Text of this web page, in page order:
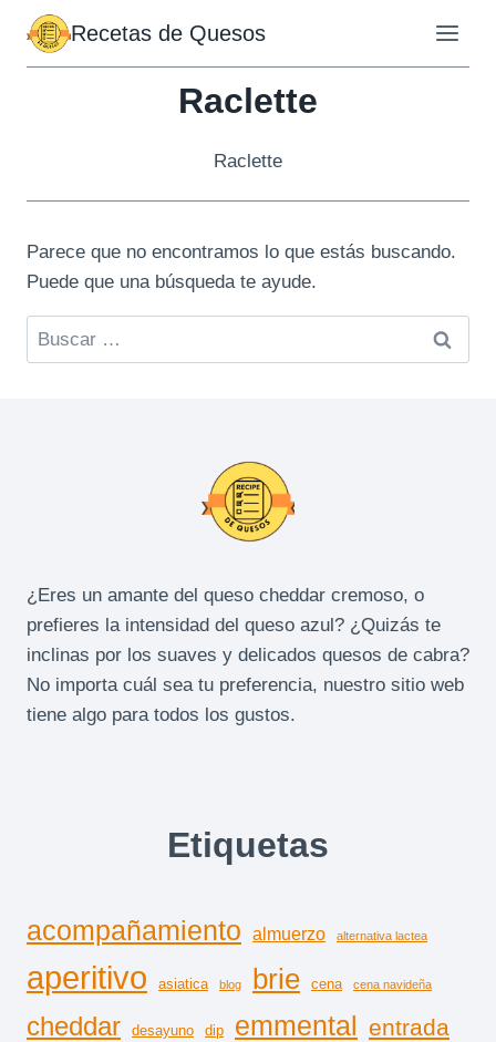
Saltar
contenido
Recetas de Quesos
Raclette
Raclette
Parece que no encontramos lo que estás buscando.
Puede que una búsqueda te ayude.
Buscar:
¿Eres un amante del queso cheddar cremoso, o
prefieres la intensidad del queso azul? ¿Quizás te
inclinas por los suaves y delicados quesos de cabra?
No importa cuál sea tu preferencia, nuestro sitio web
tiene algo para todos los gustos.
Etiquetas
acompañamiento almuerzo alternativa lactea
aperitivo asiatica blog brie cena cena navideña
cheddar desayuno dip emmental entrada